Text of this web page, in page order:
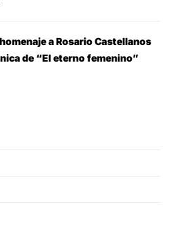
a Rosario Castellanos
de “El eterno femenino”